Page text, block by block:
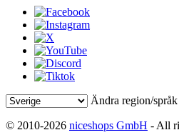
Ändra region/språk
© 2010-2026 niceshops GmbH - All